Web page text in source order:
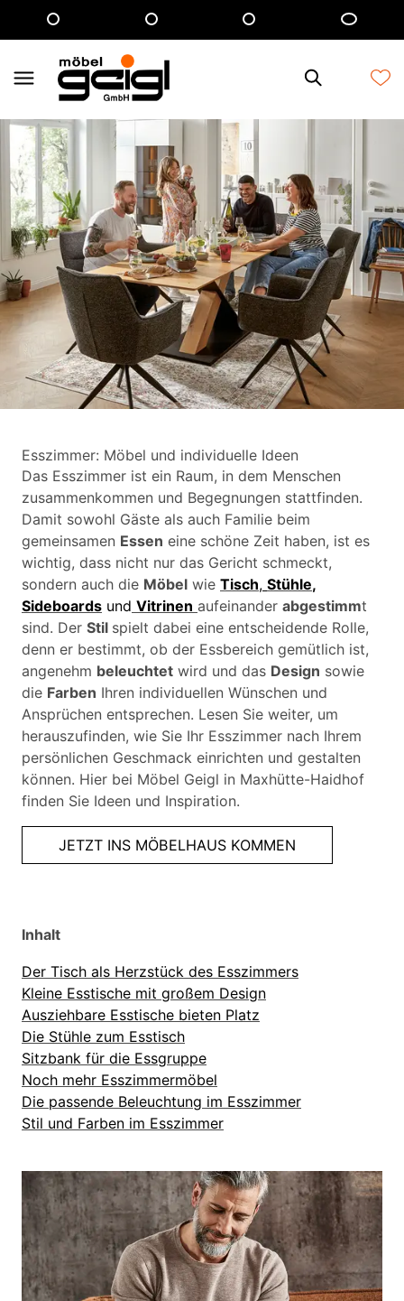
Esszimmer: Möbel und individuelle Ideen
Das Esszimmer ist ein Raum, in dem Menschen
zusammenkommen und Begegnungen stattfinden.
Damit sowohl Gäste als auch Familie beim
gemeinsamen Essen eine schöne Zeit haben, ist es
wichtig, dass nicht nur das Gericht schmeckt,
sondern auch die Möbel wie Tisch, Stühle,
Sideboards und Vitrinen aufeinander abgestimmt
sind. Der Stil spielt dabei eine entscheidende Rolle,
denn er bestimmt, ob der Essbereich gemütlich ist,
angenehm beleuchtet wird und das Design sowie
die Farben Ihren individuellen Wünschen und
Ansprüchen entsprechen. Lesen Sie weiter, um
herauszufinden, wie Sie Ihr Esszimmer nach Ihrem
persönlichen Geschmack einrichten und gestalten
können. Hier bei Möbel Geigl in Maxhütte-Haidhof
finden Sie Ideen und Inspiration.
JETZT INS MÖBELHAUS KOMMEN
Inhalt
Der Tisch als Herzstück des Esszimmers
Kleine Esstische mit großem Design
Ausziehbare Esstische bieten Platz
Die Stühle zum Esstisch
Sitzbank für die Essgruppe
Noch mehr Esszimmermöbel
Die passende Beleuchtung im Esszimmer
Stil und Farben im Esszimmer